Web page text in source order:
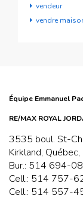
vendeur
vendre
Équipe Emmanuel
RE/MAX ROYAL
3535 boul. St-
Kirkland,
Bur.: 514 694-
Cell.: 514 757-
Cell.: 514 557-